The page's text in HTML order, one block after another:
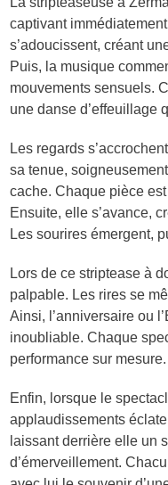
captivant
s’adoucissent, créant
Puis, la musique
mouvements sensuels.
une danse d’effeuillage
Les regards
sa tenue,
cache. Chaque pièce
Ensuite, elle s’avance,
Les sourires émergent,
Lors de ce striptease à
palpable. Les rires se
Ainsi, l’anniversaire ou
inoubliable. Chaque
performance sur mesure.
Enfin, lorsque le
applaudissements
laissant derrière elle un
d’émerveillement.